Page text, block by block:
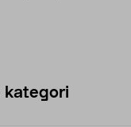
kategori